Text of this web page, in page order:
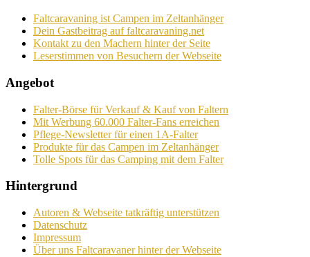
Faltcaravaning ist Campen im Zeltanhänger
Dein Gastbeitrag auf faltcaravaning.net
Kontakt zu den Machern hinter der Seite
Leserstimmen von Besuchern der Webseite
Angebot
Falter-Börse für Verkauf & Kauf von Faltern
Mit Werbung 60.000 Falter-Fans erreichen
Pflege-Newsletter für einen 1A-Falter
Produkte für das Campen im Zeltanhänger
Tolle Spots für das Camping mit dem Falter
Hintergrund
Autoren & Webseite tatkräftig unterstützen
Datenschutz
Impressum
Über uns Faltcaravaner hinter der Webseite